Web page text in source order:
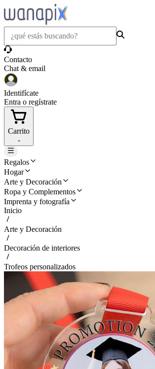
Contacto
Chat & email
Identifícate
Entra o regístrate
Carrito
-
Regalos
Hogar
Arte y Decoración
Ropa y Complementos
Imprenta y fotografía
Inicio
Arte y Decoración
Decoración de interiores
Trofeos personalizados